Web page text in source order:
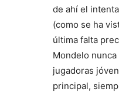
de ahí el
(como se ha
última falta
Mondelo
jugadoras
principal,